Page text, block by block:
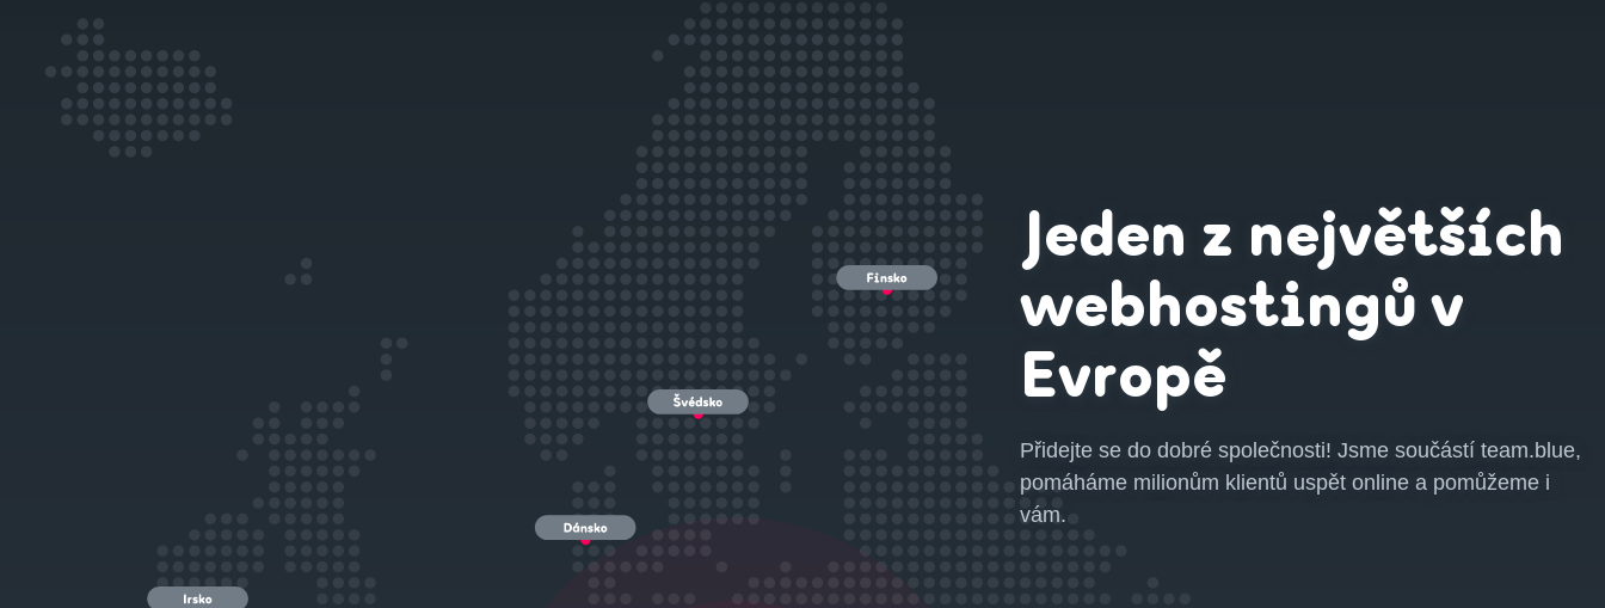
Jeden z největších
webhostingů v
Evropě
Přidejte se do dobré společnosti! Jsme součástí team.blue,
pomáháme milionům klientů uspět online a pomůžeme i
vám.